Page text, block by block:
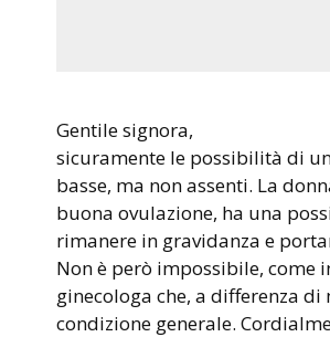
Gentile signora,
sicuramente le possibilità di
basse, ma non assenti. La
buona ovulazione, ha una
rimanere in gravidanza e
Non è però impossibile, come
ginecologa che, a differenza di
condizione generale.